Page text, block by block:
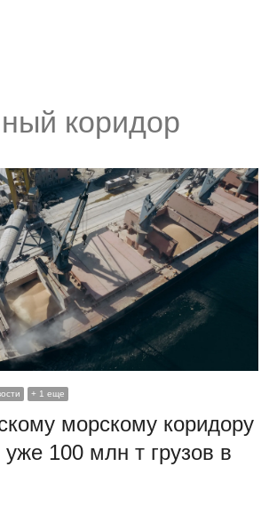
коридор
+ 1 еще
морскому коридору
уже 100 млн т грузов в